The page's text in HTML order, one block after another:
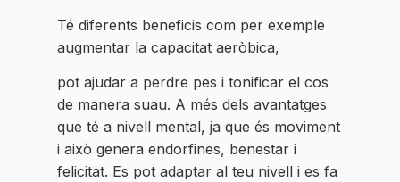
Té diferents beneficis com per exemple
augmentar la capacitat aeròbica,
pot ajudar a perdre pes i tonificar el cos
de manera suau. A més dels avantatges
que té a nivell mental, ja que és moviment
i això genera endorfines, benestar i
felicitat. Es pot adaptar al teu nivell i es fa